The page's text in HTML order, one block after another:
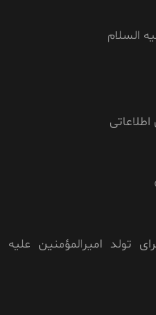
السلام
تولد امیرالمؤمنین علیه